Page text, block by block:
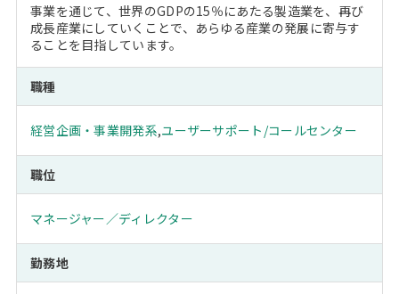
事業を通じて、世界のGDPの15％にあたる製造業を、再び
成長産業にしていくことで、あらゆる産業の発展に寄与す
ることを目指しています。
職種
経営企画・事業開発系,ユーザーサポート/コールセンター
職位
マネージャー／ディレクター
勤務地